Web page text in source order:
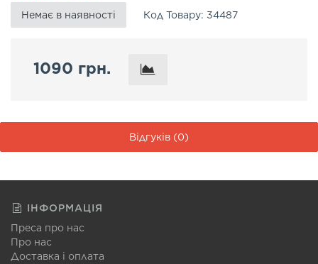
Немає в наявності Код Товару: 34487
1090 грн.
Відгуків (0)
ІНФОРМАЦІЯ
Преса про нас
Про нас
Доставка і оплата